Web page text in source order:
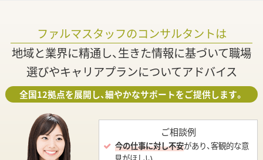
ファルマスタッフのコンサルタントは
地域と業界に精通し、生きた情報に基づいて職場
選びやキャリアプランについてアドバイス
全国12拠点を展開し、細やかなサポートをご提供します。
ご相談例
今の仕事に対し不安があり、客観的な意